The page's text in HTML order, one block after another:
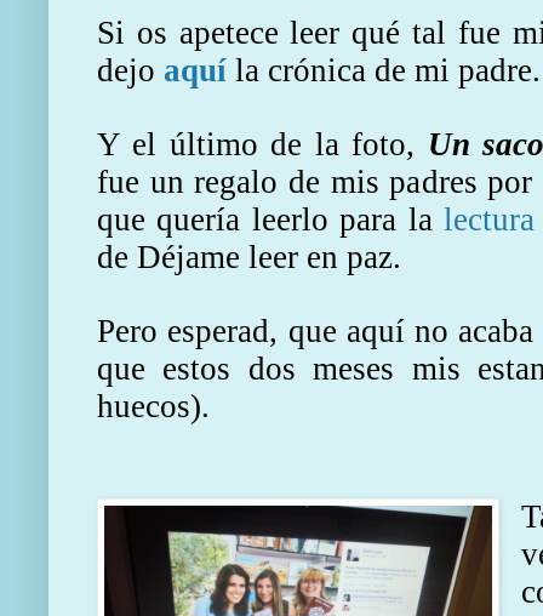
Si os apetece leer qué tal fue
dejo aquí la crónica de mi padre.
Y el último de la foto, Un
fue un regalo de mis padres
que quería leerlo para la
de Déjame leer en paz.
Pero esperad, que aquí no
que estos dos meses mis
huecos).